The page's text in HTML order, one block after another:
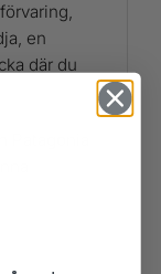
en
där du